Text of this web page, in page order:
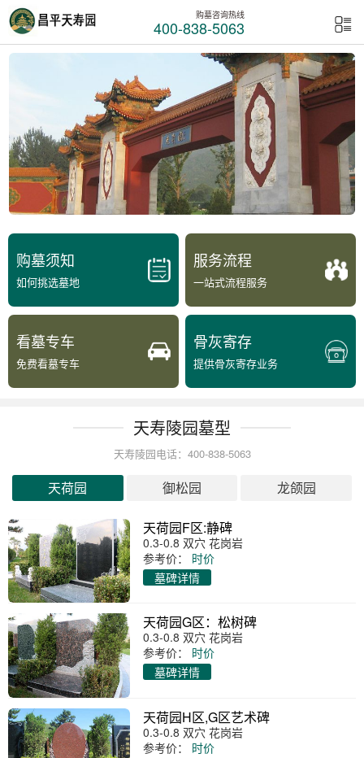
购墓咨询热线
400-838-5063
购墓须知
如何挑选墓地
服务流程
一站式流程服务
看墓专车
免费看墓专车
骨灰寄存
提供骨灰寄存业务
天寿陵园墓型
天寿陵园电话：400-838-5063
天荷园 御松园 龙颌园
天荷园F区:静碑
0.3-0.8 双穴 花岗岩
参考价：
时价
墓碑详情
天荷园G区：松树碑
0.3-0.8 双穴 花岗岩
参考价：
时价
墓碑详情
天荷园H区,G区艺术碑
0.3-0.8 双穴 花岗岩
参考价：
时价